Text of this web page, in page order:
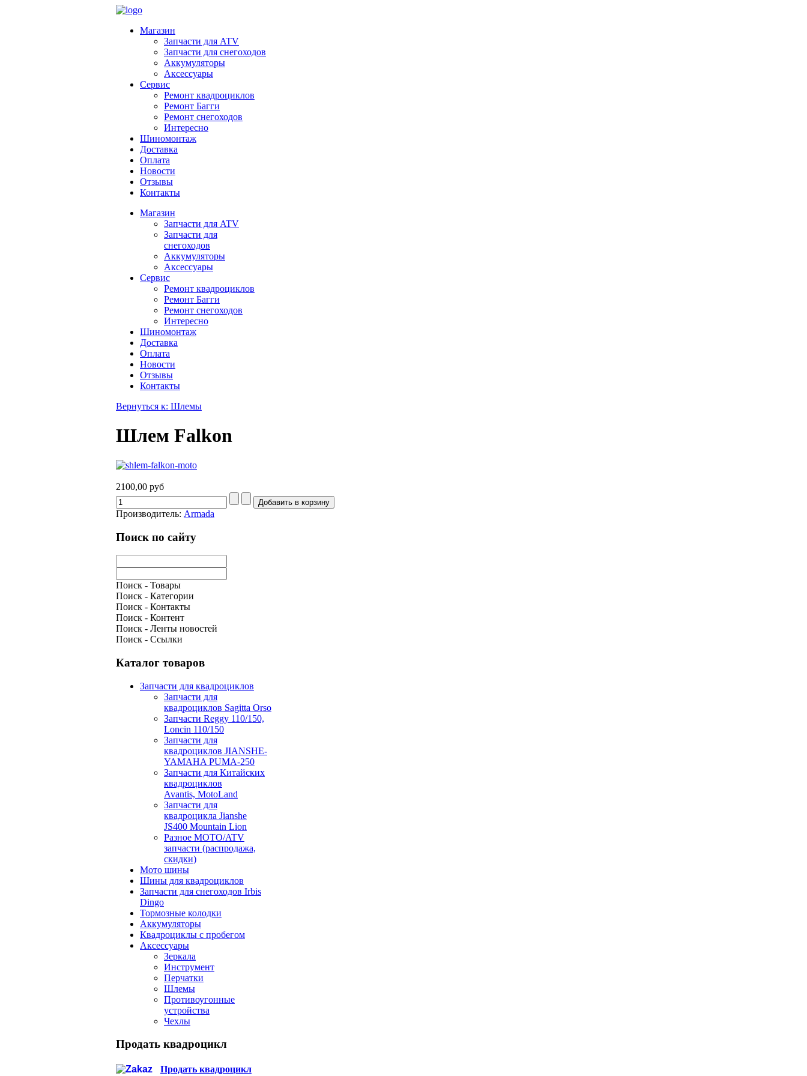
Магазин
Запчасти для ATV
Запчасти для снегоходов
Аккумуляторы
Аксессуары
Сервис
Ремонт квадроциклов
Ремонт Багги
Ремонт снегоходов
Интересно
Шиномонтаж
Доставка
Оплата
Новости
Отзывы
Контакты
Магазин
Запчасти для ATV
Запчасти для
снегоходов
Аккумуляторы
Аксессуары
Сервис
Ремонт квадроциклов
Ремонт Багги
Ремонт снегоходов
Интересно
Шиномонтаж
Доставка
Оплата
Новости
Отзывы
Контакты
Вернуться к: Шлемы
Шлем Falkon
2100,00 руб
Производитель: Armada
Поиск по сайту
Поиск - Товары
Поиск - Категории
Поиск - Контакты
Поиск - Контент
Поиск - Ленты новостей
Поиск - Ссылки
Каталог товаров
Запчасти для квадроциклов
Запчасти для
квадроциклов Sagitta Orso
Запчасти Reggy 110/150,
Loncin 110/150
Запчасти для
квадроциклов JIANSHE-
YAMAHA PUMA-250
Запчасти для Китайских
квадроциклов
Avantis, MotoLand
Запчасти для
квадроцикла Jianshe
JS400 Mountain Lion
Разное МОТО/ATV
запчасти (распродажа,
скидки)
Мото шины
Шины для квадроциклов
Запчасти для снегоходов Irbis
Dingo
Тормозные колодки
Аккумуляторы
Квадроциклы с пробегом
Аксессуары
Зеркала
Инструмент
Перчатки
Шлемы
Противоугонные
устройства
Чехлы
Продать квадроцикл
Продать квадроцикл